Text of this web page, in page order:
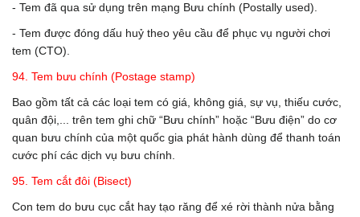
- Tem đã qua sử dụng trên mạng Bưu chính (Postally used).
- Tem được đóng dấu huỷ theo yêu cầu để phục vụ người chơi
tem (CTO).
94. Tem bưu chính (Postage stamp)
Bao gồm tất cả các loại tem có giá, không giá, sự vụ, thiếu cước,
quân đội,... trên tem ghi chữ “Bưu chính” hoặc “Bưu điện” do cơ
quan bưu chính của một quốc gia phát hành dùng để thanh toán
cước phí các dịch vụ bưu chính.
95. Tem cắt đôi (Bisect)
Con tem do bưu cục cắt hay tạo răng để xé rời thành nửa bằng